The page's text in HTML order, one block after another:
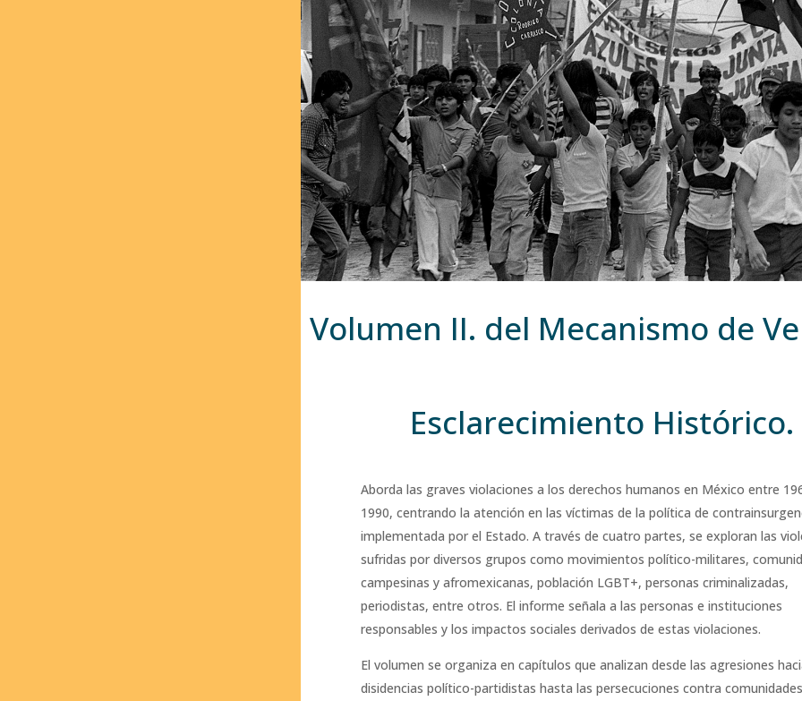
Volumen II. del Mecanismo de
Esclarecimiento Histórico.
Aborda las graves violaciones a los derechos humanos en México entre
1990, centrando la atención en las víctimas de la política de
implementada por el Estado. A través de cuatro partes, se exploran las
sufridas por diversos grupos como movimientos político-militares,
campesinas y afromexicanas, población LGBT+, personas criminalizadas,
periodistas, entre otros. El informe señala a las personas e instituciones
responsables y los impactos sociales derivados de estas violaciones.
El volumen se organiza en capítulos que analizan desde las agresiones
disidencias político-partidistas hasta las persecuciones contra